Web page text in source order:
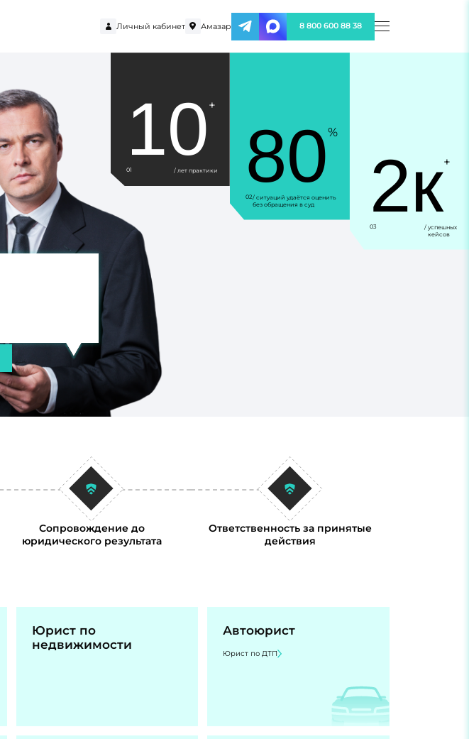
Личный кабинет Амазар 8 800 600 88 38
10 +
01 / лет практики 80%
02/ ситуаций удаётся оценить
без обращения в суд
2к+
03
/ успешных
кейсов
Сопровождение до
юридического результата
Ответственность за принятые
действия
Юрист по
недвижимости
Автоюрист
Юрист по ДТП